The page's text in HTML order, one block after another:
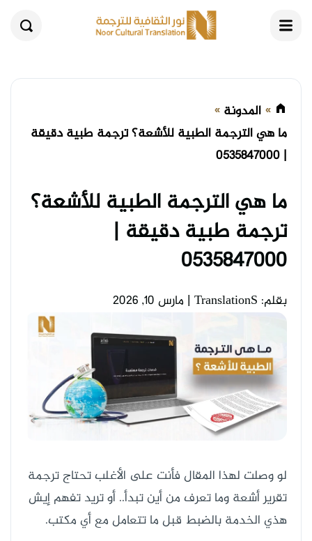
المدونة
ما هي الترجمة الطبية للأشعة؟ ترجمة طبية دقيقة
| 0535847000
ما هي الترجمة الطبية للأشعة؟
ترجمة طبية دقيقة |
0535847000
بقلم: TranslationS | مارس 10, 2026
لو وصلت لهذا المقال فأنت على الأغلب تحتاج ترجمة
تقرير أشعة وما تعرف من أين تبدأ.. أو تريد تفهم إيش
هذي الخدمة بالضبط قبل ما تتعامل مع أي مكتب.